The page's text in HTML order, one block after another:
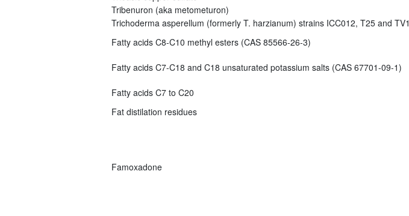
Tribenuron (aka metometuron)
Trichoderma asperellum (formerly T. harzianum) strains ICC012, T25 and TV1
Fatty acids C8-C10 methyl esters (CAS 85566-26-3)
Fatty acids C7-C18 and C18 unsaturated potassium salts (CAS 67701-09-1)
Fatty acids C7 to C20
Fat distilation residues
Famoxadone